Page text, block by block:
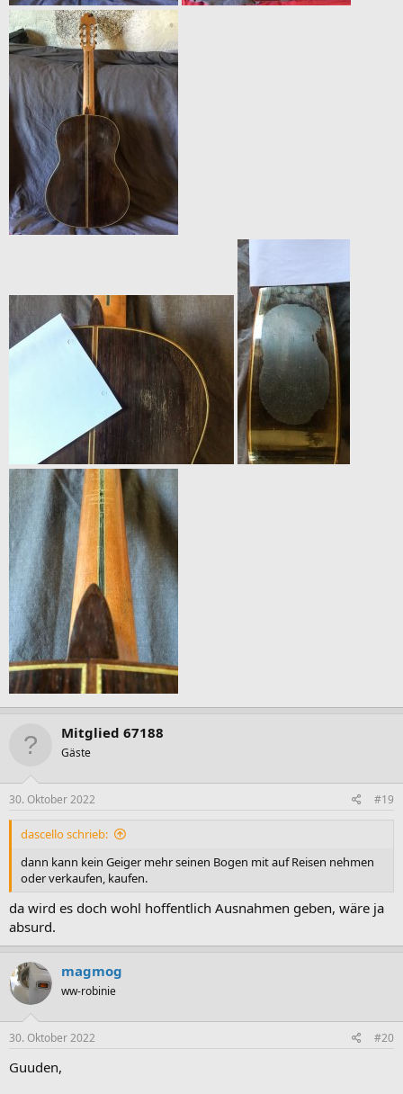
Mitglied 67188
Gäste
30. Oktober 2022 #19
dascello schrieb:
dann kann kein Geiger mehr seinen Bogen mit auf Reisen nehmen
oder verkaufen, kaufen.
da wird es doch wohl hoffentlich Ausnahmen geben, wäre ja
absurd.
magmog
ww-robinie
30. Oktober 2022 #20
Guuden,